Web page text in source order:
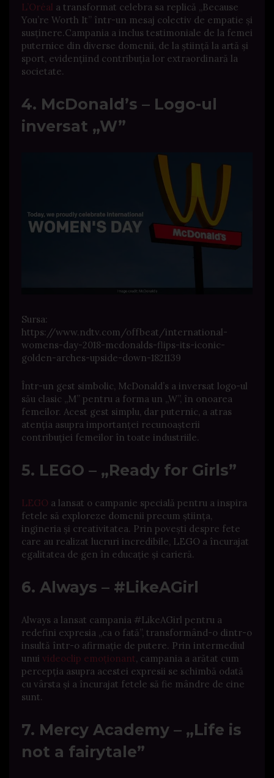
L’Oréal a transformat celebra sa replică „Because
You’re Worth It” într-un mesaj colectiv de empatie și
susținere.Campania a inclus testimoniale de la femei
puternice din diverse domenii, de la știință la artă și
sport, evidențiind contribuția lor extraordinară la
societate.
4. McDonald’s – Logo-ul
inversat „W”
Sursa:
https://www.ndtv.com/offbeat/international-
womens-day-2018-mcdonalds-flips-its-iconic-
golden-arches-upside-down-1821139
Într-un gest simbolic, McDonald’s a inversat logo-ul
său clasic „M” pentru a forma un „W”, în onoarea
femeilor. Acest gest simplu, dar puternic, a atras
atenția asupra importanței recunoașterii
contribuției femeilor în toate industriile.
5. LEGO – „Ready for Girls”
LEGO a lansat o campanie specială pentru a inspira
fetele să exploreze domenii precum știința,
ingineria și creativitatea. Prin povești despre fete
care au realizat lucruri incredibile, LEGO a încurajat
egalitatea de gen în educație și carieră.
6. Always – #LikeAGirl
Always a lansat campania #LikeAGirl pentru a
redefini expresia „ca o fată”, transformând-o dintr-o
insultă într-o afirmație de putere. Prin intermediul
unui videoclip emoționant, campania a arătat cum
percepția asupra acestei expresii se schimbă odată
cu vârsta și a încurajat fetele să fie mândre de cine
sunt.
7. Mercy Academy – „Life is
not a fairytale”